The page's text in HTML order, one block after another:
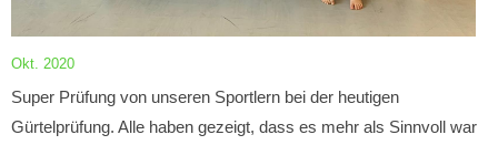
Okt. 2020
Super Prüfung von unseren Sportlern bei der heutigen
Gürtelprüfung. Alle haben gezeigt, dass es mehr als Sinnvoll war